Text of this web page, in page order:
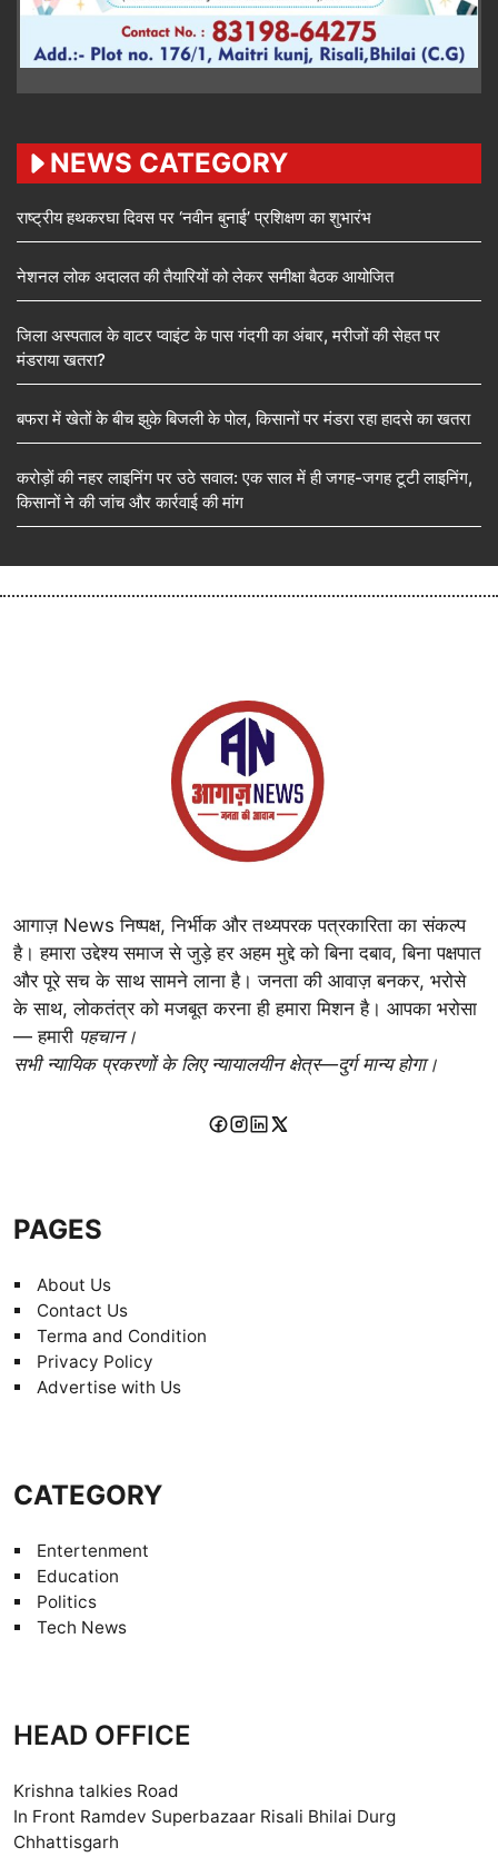
NEWS CATEGORY
राष्ट्रीय हथकरघा दिवस पर ‘नवीन बुनाई’ प्रशिक्षण का शुभारंभ
नेशनल लोक अदालत की तैयारियों को लेकर समीक्षा बैठक आयोजित
जिला अस्पताल के वाटर प्वाइंट के पास गंदगी का अंबार, मरीजों की सेहत पर
मंडराया खतरा?
बफरा में खेतों के बीच झुके बिजली के पोल, किसानों पर मंडरा रहा हादसे का खतरा
करोड़ों की नहर लाइनिंग पर उठे सवाल: एक साल में ही जगह-जगह टूटी लाइनिंग,
किसानों ने की जांच और कार्रवाई की मांग
आगाज़ News निष्पक्ष, निर्भीक और तथ्यपरक पत्रकारिता का संकल्प
है। हमारा उद्देश्य समाज से जुड़े हर अहम मुद्दे को बिना दबाव, बिना पक्षपात
और पूरे सच के साथ सामने लाना है। जनता की आवाज़ बनकर, भरोसे
के साथ, लोकतंत्र को मजबूत करना ही हमारा मिशन है। आपका भरोसा
— हमारी पहचान।
सभी न्यायिक प्रकरणों के लिए न्यायालयीन क्षेत्र—दुर्ग मान्य होगा।
PAGES
About Us
Contact Us
Terma and Condition
Privacy Policy
Advertise with Us
CATEGORY
Entertenment
Education
Politics
Tech News
HEAD OFFICE
Krishna talkies Road
In Front Ramdev Superbazaar Risali Bhilai Durg
Chhattisgarh